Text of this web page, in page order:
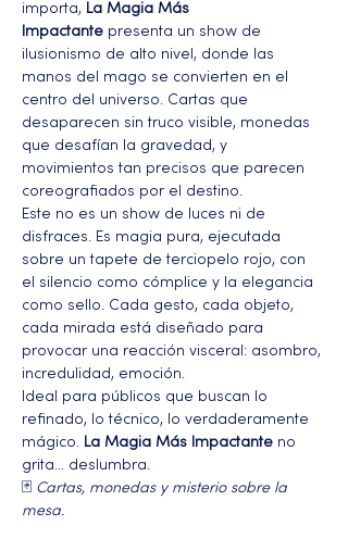
importa, La Magia Más
Impactante presenta un show de
ilusionismo de alto nivel, donde las
manos del mago se convierten en el
centro del universo. Cartas que
desaparecen sin truco visible, monedas
que desafían la gravedad, y
movimientos tan precisos que parecen
coreografiados por el destino.
Este no es un show de luces ni de
disfraces. Es magia pura, ejecutada
sobre un tapete de terciopelo rojo, con
el silencio como cómplice y la elegancia
como sello. Cada gesto, cada objeto,
cada mirada está diseñado para
provocar una reacción visceral: asombro,
incredulidad, emoción.
Ideal para públicos que buscan lo
refinado, lo técnico, lo verdaderamente
mágico. La Magia Más Impactante no
grita… deslumbra.
🃏 Cartas, monedas y misterio sobre la
mesa.